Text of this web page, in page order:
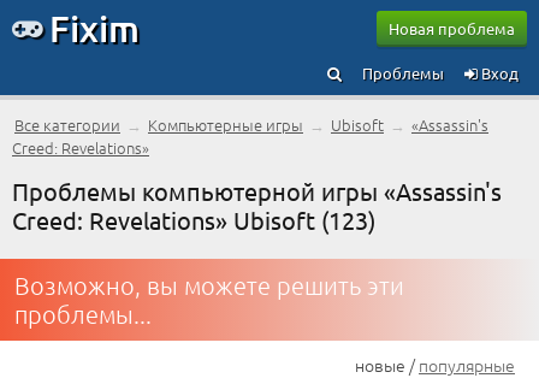
Fixim Новая проблема
Вход
Проблемы
Все категории → Компьютерные игры → Ubisoft → «Assassin's
Creed: Revelations»
Проблемы компьютерной игры «Assassin's
Creed: Revelations» Ubisoft (123)
Возможно, вы можете решить эти
проблемы...
новые /популярные